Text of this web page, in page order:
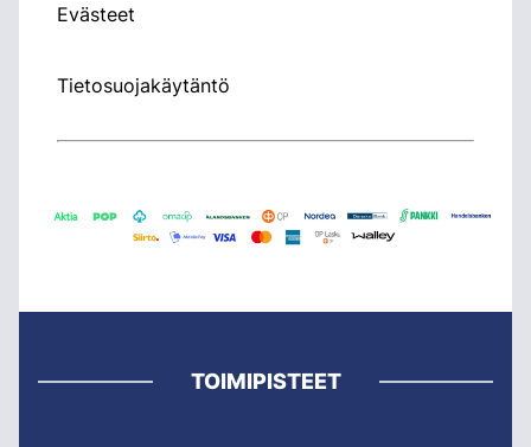
Evästeet
Tietosuojakäytäntö
TOIMIPISTEET